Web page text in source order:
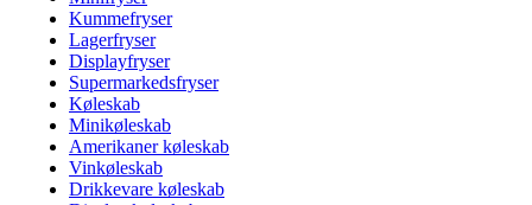
Kummefryser
Lagerfryser
Displayfryser
Supermarkedsfryser
Køleskab
Minikøleskab
Amerikaner køleskab
Vinkøleskab
Drikkevare køleskab